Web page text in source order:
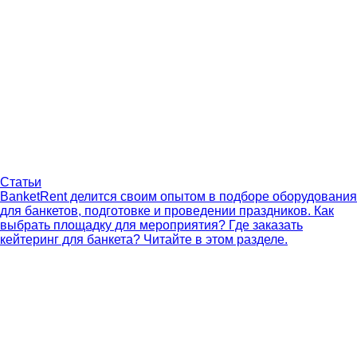
Статьи
BanketRent делится своим опытом в подборе оборудования
для банкетов, подготовке и проведении праздников. Как
выбрать площадку для мероприятия? Где заказать
кейтеринг для банкета? Читайте в этом разделе.